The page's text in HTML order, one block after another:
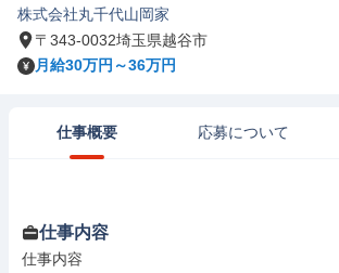
株式会社丸千代山岡家
〒343-0032埼玉県越谷市
月給30万円～36万円
仕事概要 応募について
仕事内容
仕事内容